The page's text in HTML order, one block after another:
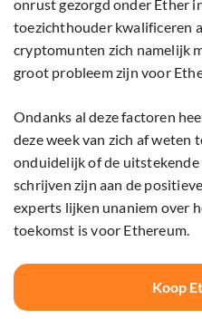
onrust gezorgd onder Ether
toezichthouder kwalificeren
cryptomunten zich namelijk
groot probleem zijn voor
Ondanks al deze factoren
deze week van zich af weten
onduidelijk of de
schrijven zijn aan de
experts lijken unaniem over
toekomst is voor Ethereum.
Koop